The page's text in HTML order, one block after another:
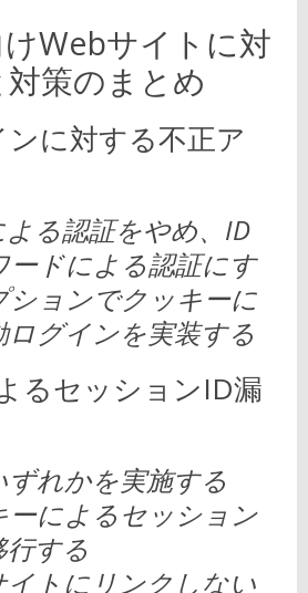
Webサイトに対
策のまとめ
に対する不正ア
よる認証をやめ、ID
ードによる認証にす
ションでクッキーに
ログインを実装する
るセッションID漏
ずれかを実施する
ーによるセッション
行する
イトにリンクしない